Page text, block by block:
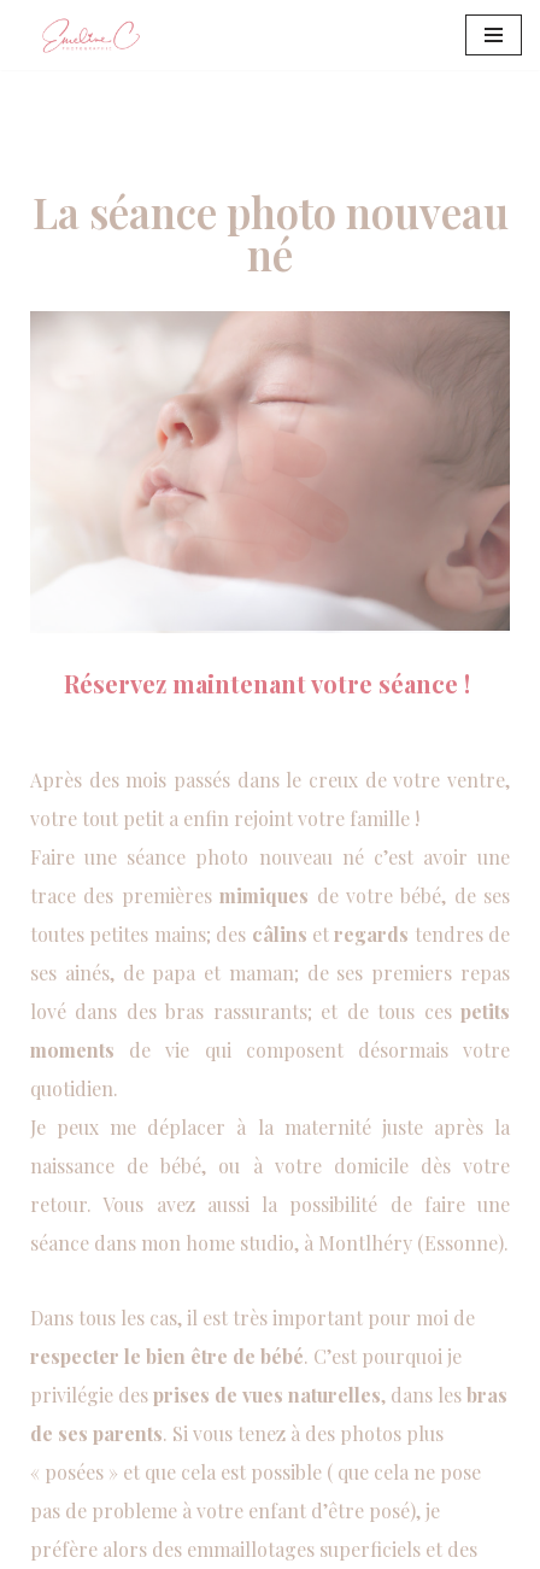
La séance photo nouveau
né
Réservez maintenant votre séance !
Après des mois passés dans le creux de votre ventre,
votre tout petit a enfin rejoint votre famille !
Faire une séance photo nouveau né c’est avoir une
trace des premièresmimiques de votre bébé, de ses
toutes petites mains; des câlins etregards tendres de
ses ainés, de papa et maman; de ses premiers repas
lové dans des bras rassurants; et de tous ces petits
moments de vie qui composent désormais votre
quotidien.
Je peux me déplacer à la maternité juste après la
naissance de bébé, ou à votre domicile dès votre
retour. Vous avez aussi la possibilité de faire une
séance dans mon home studio, à Montlhéry (Essonne).
Dans tous les cas, il est très important pour moi de
respecter le bien être de bébé. C’est pourquoi je
privilégie desprises de vues naturelles, dans lesbras
de ses parents. Si vous tenez à des photos plus
« posées » et que cela est possible ( que cela ne pose
pas de probleme à votre enfant d’être posé), je
préfère alors des emmaillotages superficiels et des